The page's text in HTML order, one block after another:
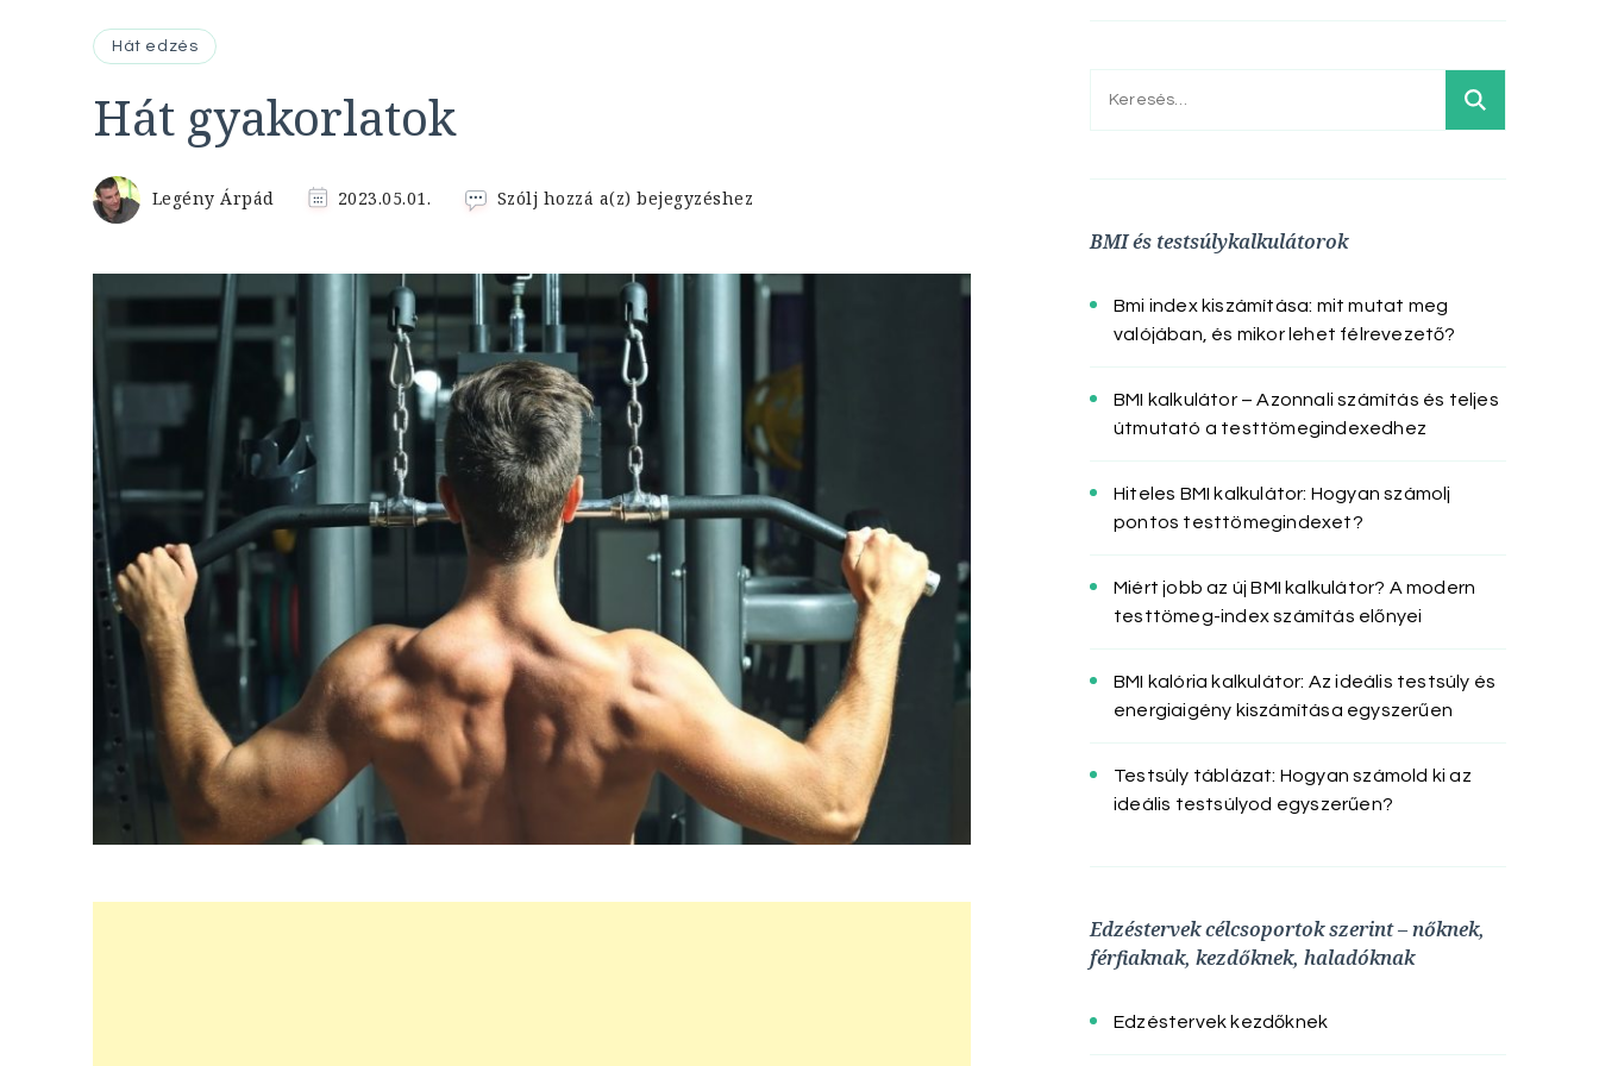
Hát edzés
Hát gyakorlatok
Legény Árpád 2023.05.01. Szólj hozzá a(z)Hát
bejegyzéshez
Keresés:
BMI és testsúlykalkulátorok
Bmi index kiszámítása: mit mutat meg
valójában, és mikor lehet félrevezető?
BMI kalkulátor – Azonnali számítás és teljes
útmutató a testtömegindexedhez
Hiteles BMI kalkulátor: Hogyan számolj
pontos testtömegindexet?
Miért jobb az új BMI kalkulátor? A modern
testtömeg-index számítás előnyei
BMI kalória kalkulátor: Az ideális testsúly és
energiaigény kiszámítása egyszerűen
Testsúly táblázat: Hogyan számold ki az
ideális testsúlyod egyszerűen?
Edzéstervek célcsoportok szerint – nőknek,
férfiaknak, kezdőknek, haladóknak
Edzéstervek kezdőknek